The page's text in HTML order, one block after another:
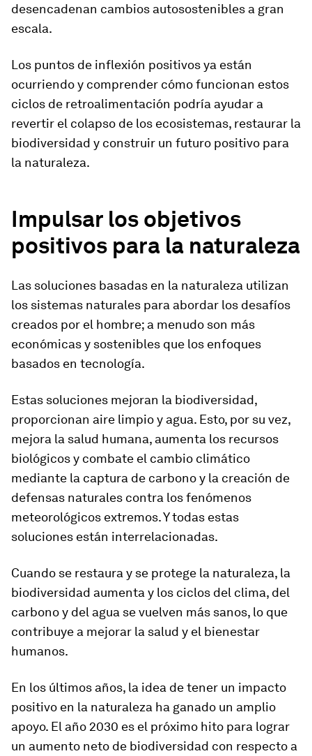
desencadenan cambios autosostenibles a gran
escala.
Los puntos de inflexión positivos ya están
ocurriendo y comprender cómo funcionan estos
ciclos de retroalimentación podría ayudar a
revertir el colapso de los ecosistemas, restaurar la
biodiversidad y construir un futuro positivo para
la naturaleza.
Impulsar los objetivos
positivos para la naturaleza
Las soluciones basadas en la naturaleza utilizan
los sistemas naturales para abordar los desafíos
creados por el hombre; a menudo son más
económicas y sostenibles que los enfoques
basados en tecnología.
Estas soluciones mejoran la biodiversidad,
proporcionan aire limpio y agua. Esto, por su vez,
mejora la salud humana, aumenta los recursos
biológicos y combate el cambio climático
mediante la captura de carbono y la creación de
defensas naturales contra los fenómenos
meteorológicos extremos. Y todas estas
soluciones están interrelacionadas.
Cuando se restaura y se protege la naturaleza, la
biodiversidad aumenta y los ciclos del clima, del
carbono y del agua se vuelven más sanos, lo que
contribuye a mejorar la salud y el bienestar
humanos.
En los últimos años, la idea de tener un impacto
positivo en la naturaleza ha ganado un amplio
apoyo. El año 2030 es el próximo hito para lograr
un aumento neto de biodiversidad con respecto a